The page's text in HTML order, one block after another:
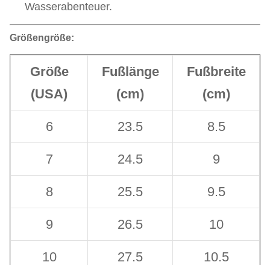
Wasserabenteuer.
Größengröße:
Größe
(USA)
Fußlänge
(cm)
Fußbreite
(cm)
6 23.5 8.5
7 24.5 9
8 25.5 9.5
9 26.5 10
10 27.5 10.5